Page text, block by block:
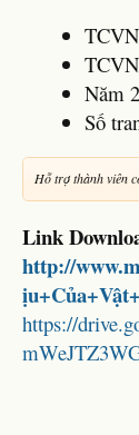
Năm
Số
Hỗ trợ thành viên
Link
http://
https://